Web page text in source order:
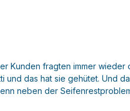
Kunden fragten immer
das hat sie gehütet. Und
neben der